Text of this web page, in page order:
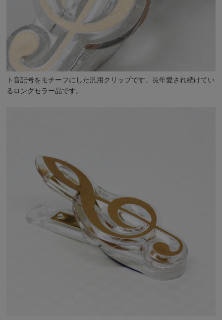
ト音記号をモチーフにした汎用クリップです。長年愛され続けてい
るロングセラー品です。